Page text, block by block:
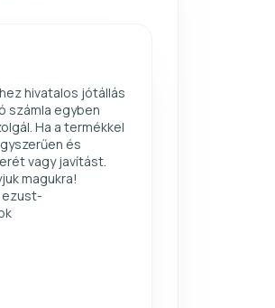
hivatalos jótállás
számla egyben
Ha a termékkel
és
vagy javítást.
magukra!
ezust-